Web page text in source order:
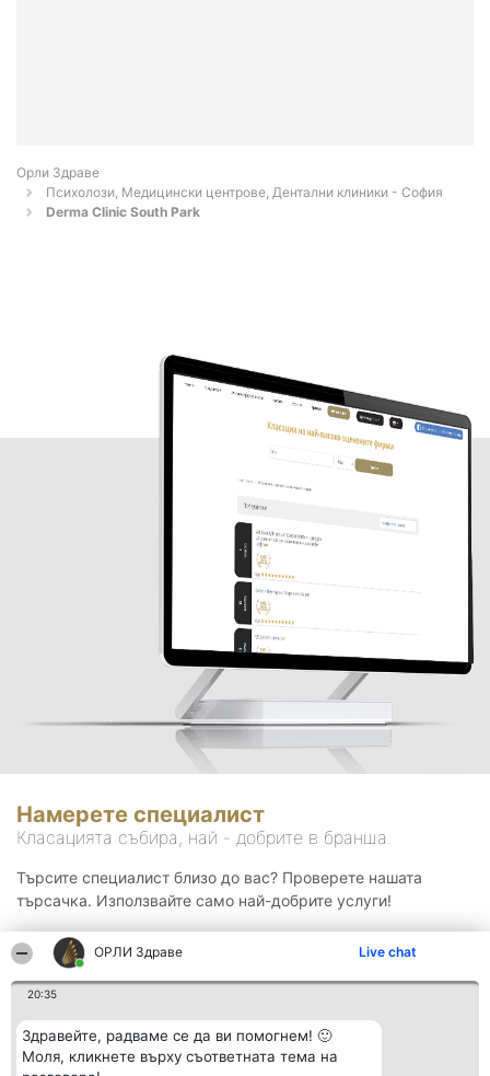
ОРЛИ Здраве Live chat
20:35
Здравейте, радваме се да ви помогнем! 🙂
Моля, кликнете върху съответната тема на
Орли Здраве
Психолози, Медицински центрове, Дентални клиники - София
Derma Clinic South Park
Намерете специалист
Класацията събира, най - добрите в бранша.
Търсите специалист близо до вас? Проверете нашата
търсачка. Използвайте само най-добрите услуги!